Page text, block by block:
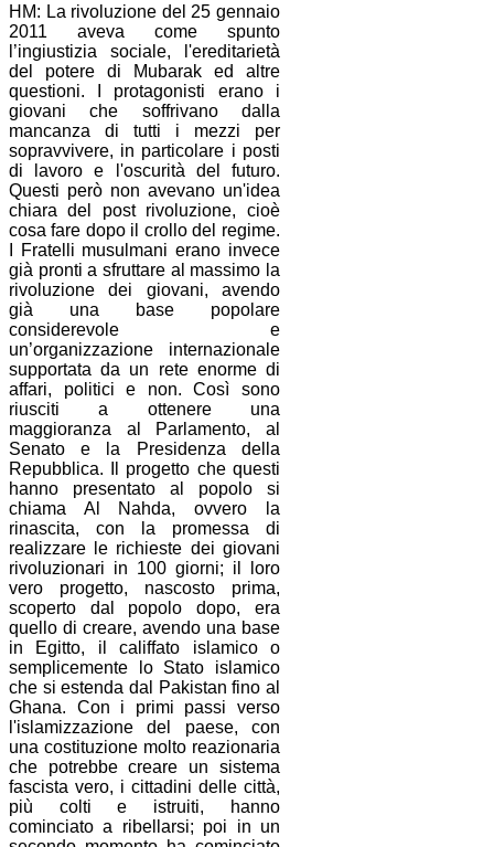
HM: La rivoluzione del 25 gennaio
2011 aveva come spunto
l’ingiustizia sociale, l'ereditarietà
del potere di Mubarak ed altre
questioni. I protagonisti erano i
giovani che soffrivano dalla
mancanza di tutti i mezzi per
sopravvivere, in particolare i posti
di lavoro e l'oscurità del futuro.
Questi però non avevano un'idea
chiara del post rivoluzione, cioè
cosa fare dopo il crollo del regime.
I Fratelli musulmani erano invece
già pronti a sfruttare al massimo la
rivoluzione dei giovani, avendo
già una base popolare
considerevole e
un’organizzazione internazionale
supportata da un rete enorme di
affari, politici e non. Così sono
riusciti a ottenere una
maggioranza al Parlamento, al
Senato e la Presidenza della
Repubblica. Il progetto che questi
hanno presentato al popolo si
chiama Al Nahda, ovvero la
rinascita, con la promessa di
realizzare le richieste dei giovani
rivoluzionari in 100 giorni; il loro
vero progetto, nascosto prima,
scoperto dal popolo dopo, era
quello di creare, avendo una base
in Egitto, il califfato islamico o
semplicemente lo Stato islamico
che si estenda dal Pakistan fino al
Ghana. Con i primi passi verso
l'islamizzazione del paese, con
una costituzione molto reazionaria
che potrebbe creare un sistema
fascista vero, i cittadini delle città,
più colti e istruiti, hanno
cominciato a ribellarsi; poi in un